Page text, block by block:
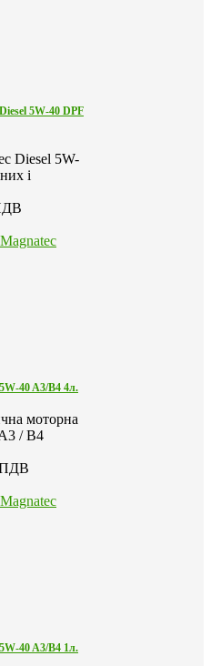
5W-40 DPF
Diesel 5W-
і
40 A3/B4 4л.
моторна
/ B4
ПДВ
40 A3/B4 1л.